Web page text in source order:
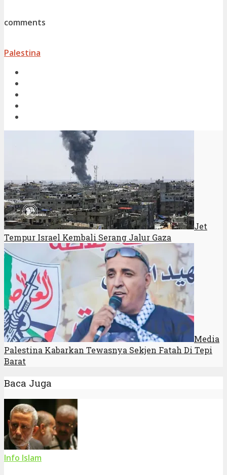
comments
Palestina
Jet
Tempur Israel Kembali Serang Jalur Gaza
Media
Palestina Kabarkan Tewasnya Sekjen Fatah Di Tepi
Barat
Baca Juga
Info Islam